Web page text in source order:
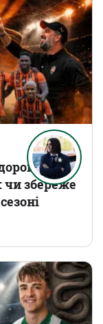
чи збереже